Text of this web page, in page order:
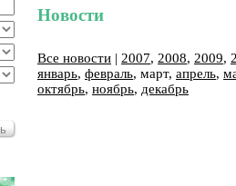
Новости
Все новости | 2007, 2008, 2009,
январь, февраль, март, апрель,
октябрь, ноябрь, декабрь